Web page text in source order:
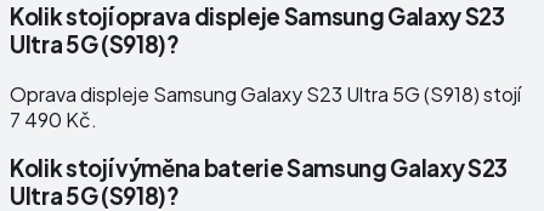
Kolik stojí oprava displeje Samsung Galaxy S23
Ultra 5G (S918)?
Oprava displeje Samsung Galaxy S23 Ultra 5G (S918) stojí
7 490 Kč.
Kolik stojí výměna baterie Samsung Galaxy S23
Ultra 5G (S918)?